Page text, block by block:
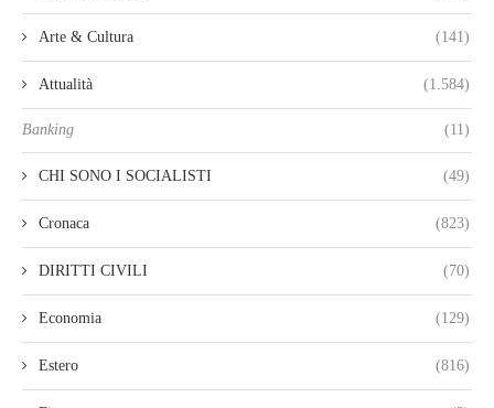
Arte & Cultura (141)
Attualità (1.584)
Banking (11)
CHI SONO I SOCIALISTI (49)
Cronaca (823)
DIRITTI CIVILI (70)
Economia (129)
Estero (816)